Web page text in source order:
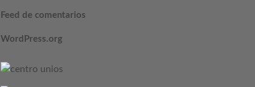
Feed de comentarios
WordPress.org